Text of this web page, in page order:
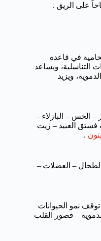
على الريق .
في قاعدة
التناسلية، ويساعد
ويزيد
– الخس – البازلاء –
فستق العبيد – زيت
.
– العضلات –
نمو الحيوانات
– قصور القلب